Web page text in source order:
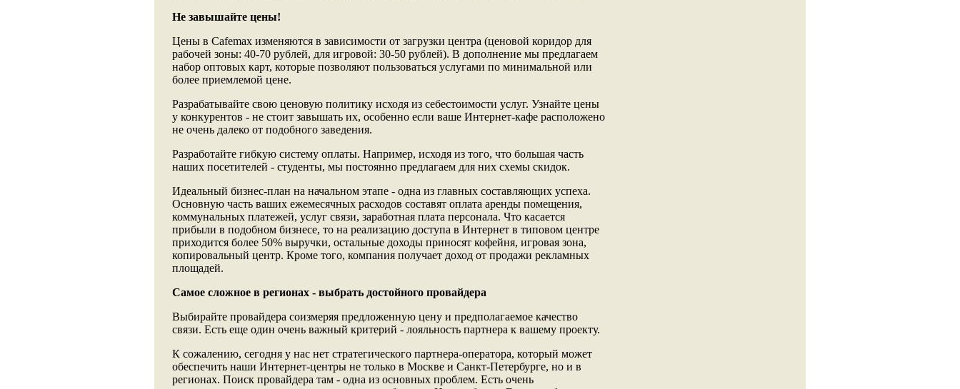
Не завышайте цены!
Цены в Cafemax изменяются в зависимости от загрузки центра (ценовой коридор для
рабочей зоны: 40-70 рублей, для игровой: 30-50 рублей). В дополнение мы предлагаем
набор оптовых карт, которые позволяют пользоваться услугами по минимальной или
более приемлемой цене.
Разрабатывайте свою ценовую политику исходя из себестоимости услуг. Узнайте цены
у конкурентов - не стоит завышать их, особенно если ваше Интернет-кафе расположено
не очень далеко от подобного заведения.
Разработайте гибкую систему оплаты. Например, исходя из того, что большая часть
наших посетителей - студенты, мы постоянно предлагаем для них схемы скидок.
Идеальный бизнес-план на начальном этапе - одна из главных составляющих успеха.
Основную часть ваших ежемесячных расходов составят оплата аренды помещения,
коммунальных платежей, услуг связи, заработная плата персонала. Что касается
прибыли в подобном бизнесе, то на реализацию доступа в Интернет в типовом центре
приходится более 50% выручки, остальные доходы приносят кофейня, игровая зона,
копировальный центр. Кроме того, компания получает доход от продажи рекламных
площадей.
Самое сложное в регионах - выбрать достойного провайдера
Выбирайте провайдера соизмеряя предложенную цену и предполагаемое качество
связи. Есть еще один очень важный критерий - лояльность партнера к вашему проекту.
К сожалению, сегодня у нас нет стратегического партнера-оператора, который может
обеспечить наши Интернет-центры не только в Москве и Санкт-Петербурге, но и в
регионах. Поиск провайдера там - одна из основных проблем. Есть очень